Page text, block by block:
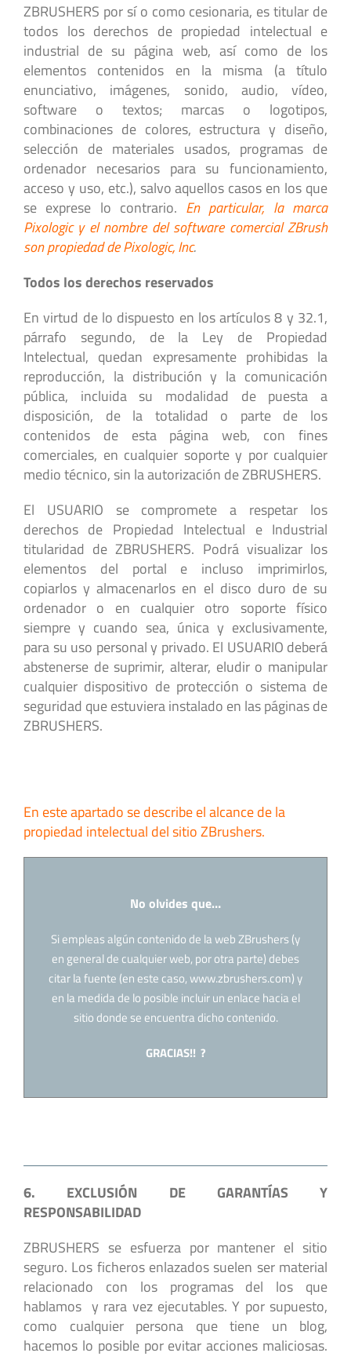
ZBRUSHERS por sí o como cesionaria, es titular de
todos los derechos de propiedad intelectual e
industrial de su página web, así como de los
elementos contenidos en la misma (a título
enunciativo, imágenes, sonido, audio, vídeo,
software o textos; marcas o logotipos,
combinaciones de colores, estructura y diseño,
selección de materiales usados, programas de
ordenador necesarios para su funcionamiento,
acceso y uso, etc.), salvo aquellos casos en los que
se exprese lo contrario. En particular, la marca
Pixologic y el nombre del software comercial ZBrush
son propiedad de Pixologic, Inc.
Todos los derechos reservados
En virtud de lo dispuesto en los artículos 8 y 32.1,
párrafo segundo, de la Ley de Propiedad
Intelectual, quedan expresamente prohibidas la
reproducción, la distribución y la comunicación
pública, incluida su modalidad de puesta a
disposición, de la totalidad o parte de los
contenidos de esta página web, con fines
comerciales, en cualquier soporte y por cualquier
medio técnico, sin la autorización de ZBRUSHERS.
El USUARIO se compromete a respetar los
derechos de Propiedad Intelectual e Industrial
titularidad de ZBRUSHERS. Podrá visualizar los
elementos del portal e incluso imprimirlos,
copiarlos y almacenarlos en el disco duro de su
ordenador o en cualquier otro soporte físico
siempre y cuando sea, única y exclusivamente,
para su uso personal y privado. El USUARIO deberá
abstenerse de suprimir, alterar, eludir o manipular
cualquier dispositivo de protección o sistema de
seguridad que estuviera instalado en las páginas de
ZBRUSHERS.
En este apartado se describe el alcance de la
propiedad intelectual del sitio ZBrushers.
No olvides que…
Si empleas algún contenido de la web ZBrushers (y
en general de cualquier web, por otra parte) debes
citar la fuente (en este caso, www.zbrushers.com) y
en la medida de lo posible incluir un enlace hacia el
sitio donde se encuentra dicho contenido.
GRACIAS!! ?
6. EXCLUSIÓN DE GARANTÍAS Y
RESPONSABILIDAD
ZBRUSHERS se esfuerza por mantener el sitio
seguro. Los ficheros enlazados suelen ser material
relacionado con los programas del los que
hablamos y rara vez ejecutables. Y por supuesto,
como cualquier persona que tiene un blog,
hacemos lo posible por evitar acciones maliciosas.